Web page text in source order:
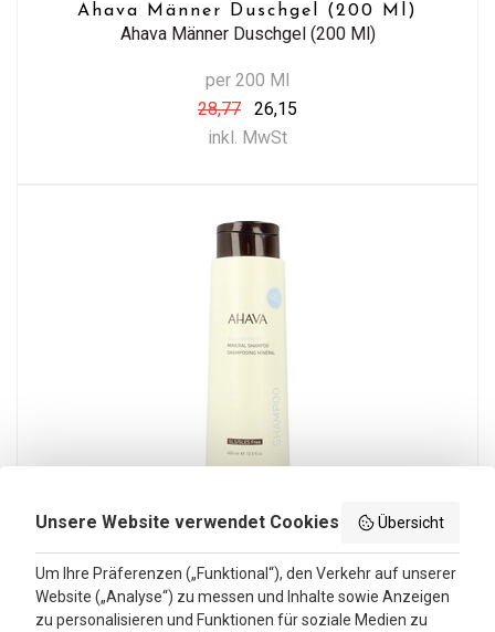
Ahava Männer Duschgel (200 Ml)
Ahava Männer Duschgel (200 Ml)
per 200 Ml
28,77
26,15
inkl. MwSt
Ahava Mineral Shampoo 400 Ml
per 400 Ml
44,88
40,80
Unsere Website verwendet Cookies Übersicht
Um Ihre Präferenzen („Funktional“), den Verkehr auf unserer
Website („Analyse“) zu messen und Inhalte sowie Anzeigen
zu personalisieren und Funktionen für soziale Medien zu